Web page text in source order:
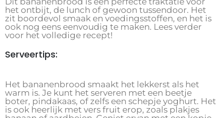
het ontbijt, de lunch of gewoon tussendoor. Het
zit boordevol smaak en voedingsstoffen, en het is
ook nog eens eenvoudig te maken. Lees verder
voor het volledige recept!
Serveertips:
Het bananenbrood smaakt het lekkerst als het
warm is. Je kunt het serveren met een beetje
boter, pindakaas, of zelfs een schepje yoghurt. Het
is ook heerlijk met vers fruit erop, zoals plakjes